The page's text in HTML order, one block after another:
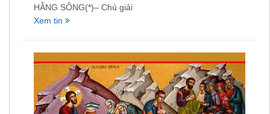
HẰNG SỐNG(*)– Chú giải
Xem tin